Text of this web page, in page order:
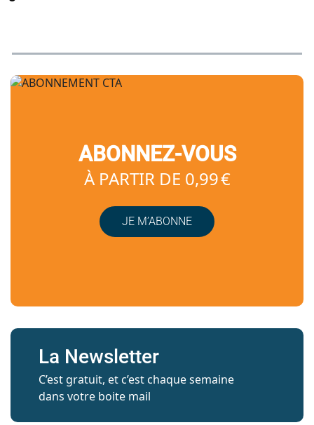
ABONNEZ-VOUS
À PARTIR DE 0,99 €
JE M’ABONNE
La Newsletter
C’est gratuit, et c’est chaque semaine
dans votre boite mail